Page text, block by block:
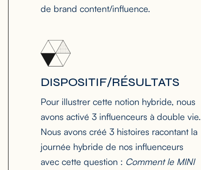
de brand content/influence.
DISPOSITIF/RÉSULTATS
Pour illustrer cette notion hybride, nous
avons activé 3 influenceurs à double vie.
Nous avons créé 3 histoires racontant la
journée hybride de nos influenceurs
avec cette question : Comment le MINI